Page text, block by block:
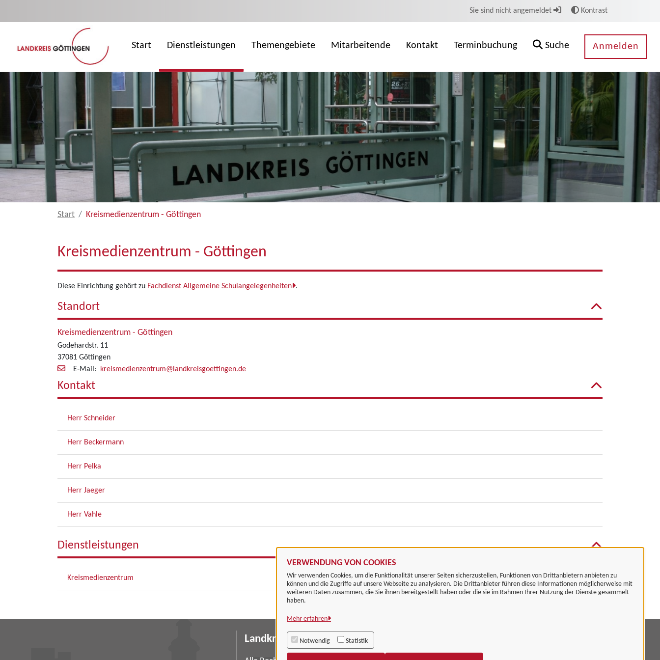
VERWENDUNG VON COOKIES
Wir verwenden Cookies, um die Funktionalität unserer Seiten sicherzustellen, Funktionen von Drittanbietern anbieten zu
können und die Zugriffe auf unsere Webseite zu analysieren. Die Drittanbieter führen diese Informationen möglicherweise mit
weiteren Daten zusammen, die Sie ihnen bereitgestellt haben oder die sie im Rahmen Ihrer Nutzung der Dienste gesammelt
haben.
Mehr erfahren
Notwendig Statistik
Sie sind nicht angemeldet Kontrast
Start Dienstleistungen Themengebiete Mitarbeitende Kontakt Terminbuchung Suche Anmelden
Start Kreismedienzentrum - Göttingen
Kreismedienzentrum - Göttingen
Diese Einrichtung gehört zu Fachdienst Allgemeine Schulangelegenheiten .
Standort
Kreismedienzentrum - Göttingen
Godehardstr. 11
37081 Göttingen
E‑Mail:
kreismedienzentrum@landkreisgoettingen.de
Kontakt
Herr Schneider
Herr Beckermann
Herr Pelka
Herr Jaeger
Herr Vahle
Dienstleistungen
Kreismedienzentrum
Landkreis Göttingen